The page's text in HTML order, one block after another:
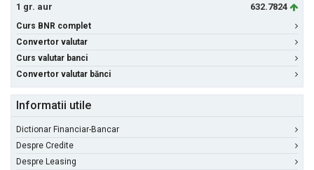
1 gr. aur
632.7824
Curs BNR complet
Convertor valutar
Curs valutar banci
Convertor valutar bănci
Informatii utile
Dictionar Financiar-Bancar
Despre Credite
Despre Leasing